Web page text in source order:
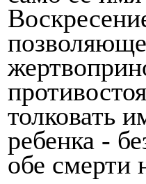
толковать
ребенка -
обе смерти